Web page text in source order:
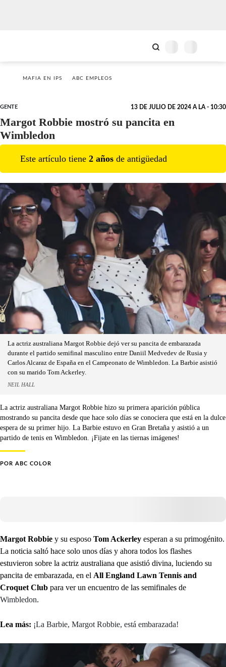
MAFIA EN IPS ABC EMPLEOS
GENTE 13 DE JULIO DE 2024 A LA - 10:30
Margot Robbie mostró su pancita en
Wimbledon
Este artículo tiene 2 años de antigüedad
La actriz australiana Margot Robbie dejó ver su pancita de embarazada
durante el partido semifinal masculino entre Daniil Medvedev de Rusia y
Carlos Alcaraz de España en el Campeonato de Wimbledon. La Barbie asistió
con su marido Tom Ackerley.
NEIL HALL
La actriz australiana Margot Robbie hizo su primera aparición pública
mostrando su pancita desde que hace solo días se conociera que está en la dulce
espera de su primer hijo. La Barbie estuvo en Gran Bretaña y asistió a un
partido de tenis en Wimbledon. ¡Fijate en las tiernas imágenes!
POR ABC COLOR
Margot Robbie y su esposo Tom Ackerley esperan a su primogénito.
La noticia saltó hace solo unos días y ahora todos los flashes
estuvieron sobre la actriz australiana que asistió divina, luciendo su
pancita de embarazada, en el All England Lawn Tennis and
Croquet Club para ver un encuentro de las semifinales de
Wimbledon.
Lea más: ¡La Barbie, Margot Robbie, está embarazada!